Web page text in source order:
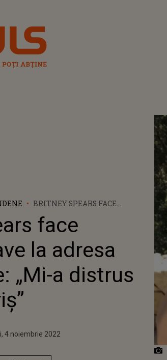
BRITNEY SPEARS FACE
MAMEI SALE: „MI-A DISTRUS
VIAŢA PE FURIŞ”
face
la adresa
„Mi-a distrus
2021
4 noiembrie 2022